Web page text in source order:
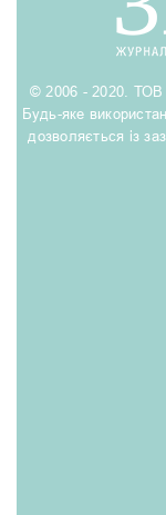
© 2006 - 2020. ТОВ
Будь-яке
дозволяється із